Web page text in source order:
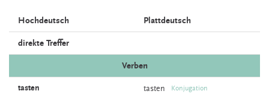
Hochdeutsch Plattdeutsch
direkte Treffer
Verben
tasten tasten Konjugation